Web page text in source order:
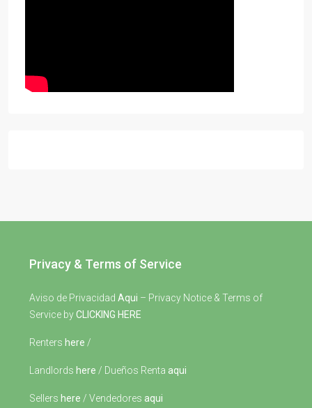
Privacy & Terms of Service
Aviso de Privacidad Aqui – Privacy Notice & Terms of
Service byCLICKING HERE
Renters here /
Landlords here / Dueños Renta aqui
Sellers here / Vendedores aqui